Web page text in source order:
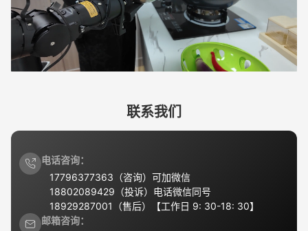
联系我们
电话咨询：
17796377363（咨询）可加微信
18802089429（投诉）电话微信同号
18929287001（售后）【工作日 9: 30-18: 30】
邮箱咨询：